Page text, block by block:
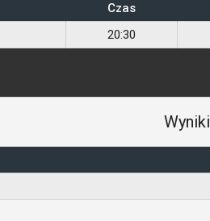
Czas
20:30
Wyniki